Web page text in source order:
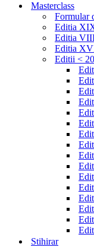
Masterclass
Formular
Editia
Editia
Editia
Editii <
Stihirar